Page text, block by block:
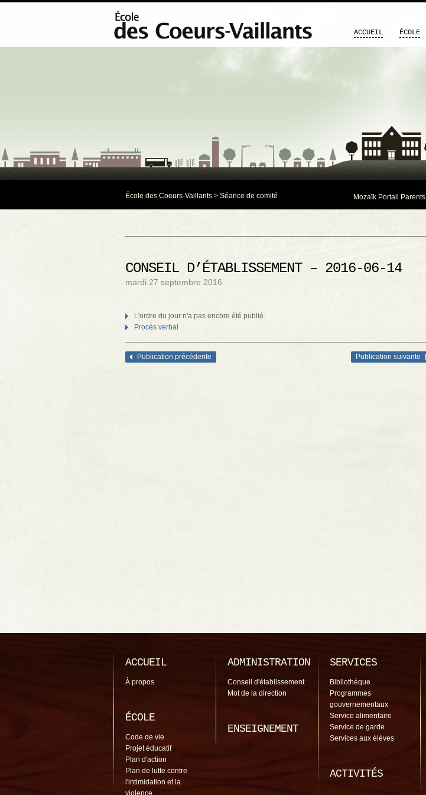
ACCUEIL ÉCOLE
École des Coeurs-Vaillants > Séance de comité Mozaïk Portail Parents
CONSEIL D’ÉTABLISSEMENT – 2016-06-14
mardi 27 septembre 2016
L'ordre du jour n'a pas encore été publié.
Procès verbal
Navigation des articles
Publication précédente Publication suivante
ACCUEIL
À propos
ÉCOLE
Code de vie
Projet éducatif
Plan d'action
Plan de lutte contre
l'intimidation et la
violence
ADMINISTRATION
Conseil d'établissement
Mot de la direction
ENSEIGNEMENT
SERVICES
Bibliothèque
Programmes
gouvernementaux
Service alimentaire
Service de garde
Services aux élèves
ACTIVITÉS